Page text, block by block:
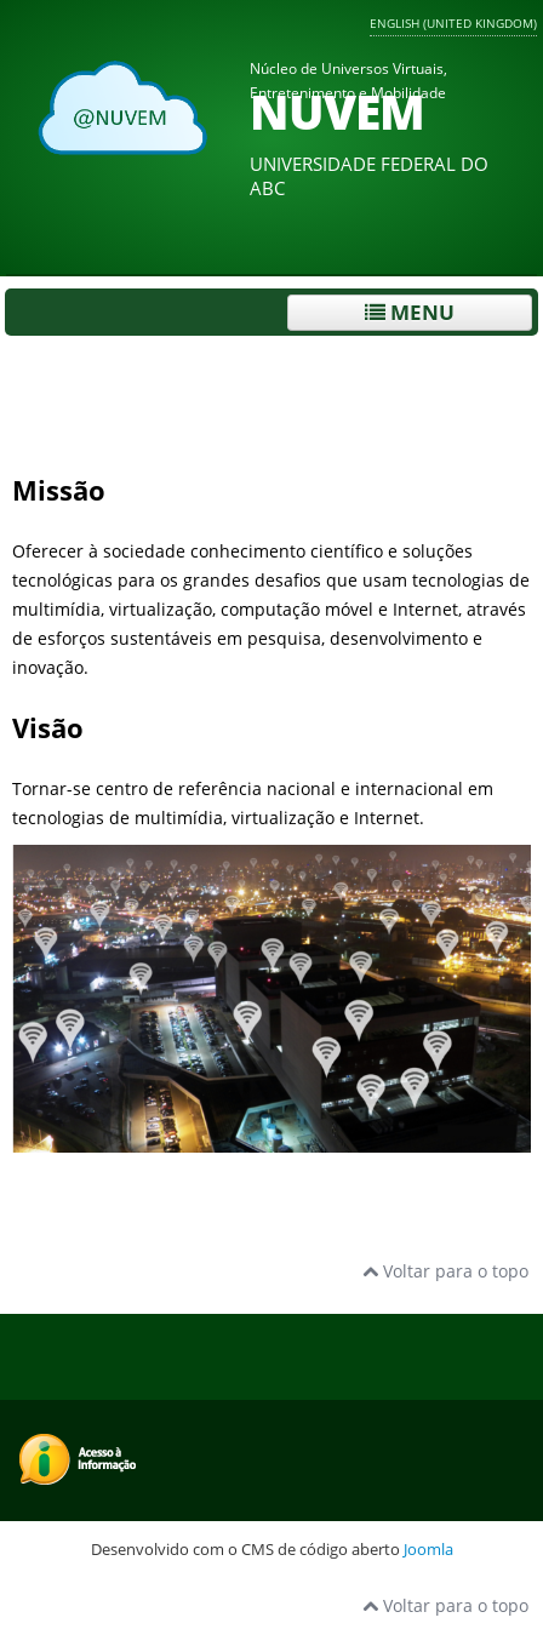
ENGLISH (UNITED KINGDOM)
Núcleo de Universos Virtuais,
Entretenimento e Mobilidade
NUVEM
UNIVERSIDADE FEDERAL DO
ABC
MENU
Missão
Oferecer à sociedade conhecimento científico e soluções
tecnológicas para os grandes desafios que usam tecnologias de
multimídia, virtualização, computação móvel e Internet, através
de esforços sustentáveis em pesquisa, desenvolvimento e
inovação.
Visão
Tornar-se centro de referência nacional e internacional em
tecnologias de multimídia, virtualização e Internet.
Voltar para o topo
Desenvolvido com o CMS de código aberto Joomla
Voltar para o topo